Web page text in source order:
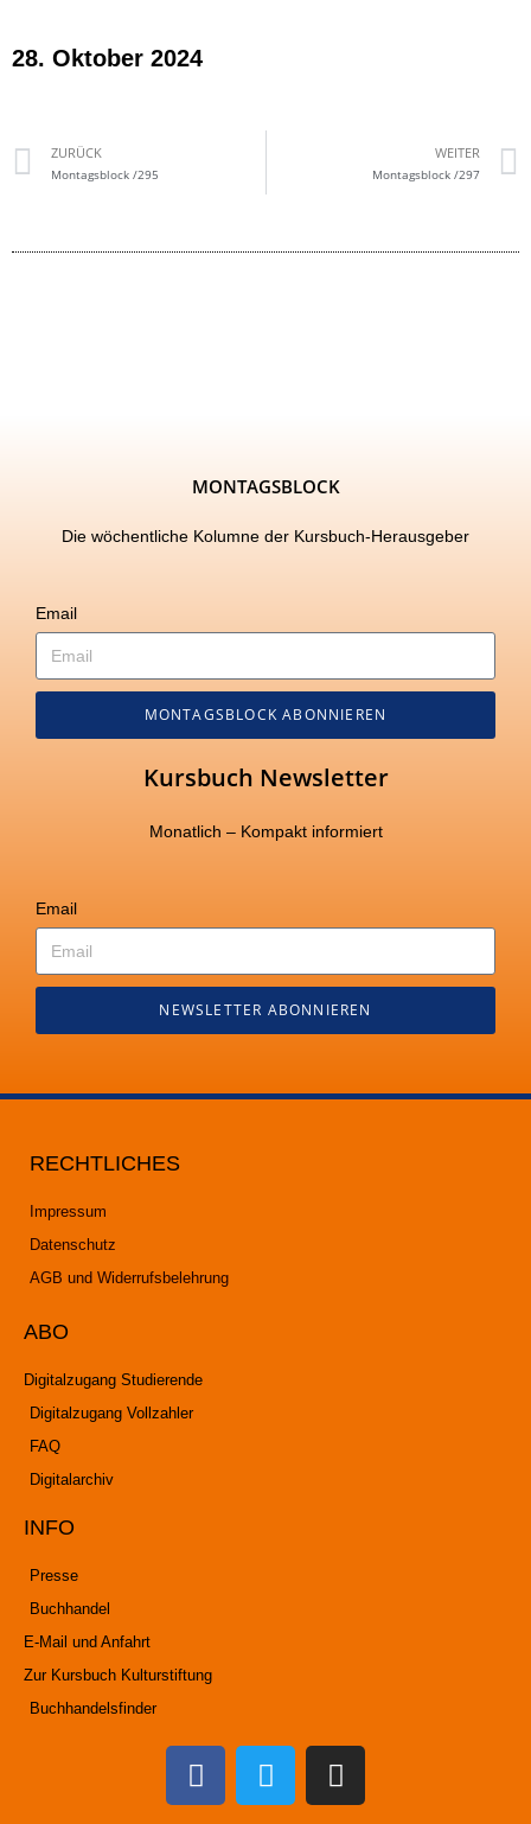
28. Oktober 2024
ZURÜCK
Montagsblock /295
WEITER
Montagsblock /297
MONTAGSBLOCK
Die wöchentliche Kolumne der Kursbuch-Herausgeber
Email
MONTAGSBLOCK ABONNIEREN
Kursbuch Newsletter
Monatlich – Kompakt informiert
Email
NEWSLETTER ABONNIEREN
RECHTLICHES
Impressum
Datenschutz
AGB und Widerrufsbelehrung
ABO
Digitalzugang Studierende
Digitalzugang Vollzahler
FAQ
Digitalarchiv
INFO
Presse
Buchhandel
E-Mail und Anfahrt
Zur Kursbuch Kulturstiftung
Buchhandelsfinder